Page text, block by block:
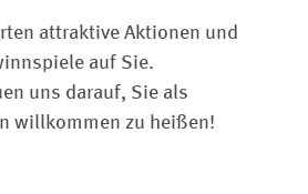
attraktive Aktionen und
auf Sie.
uns darauf, Sie als
willkommen zu heißen!